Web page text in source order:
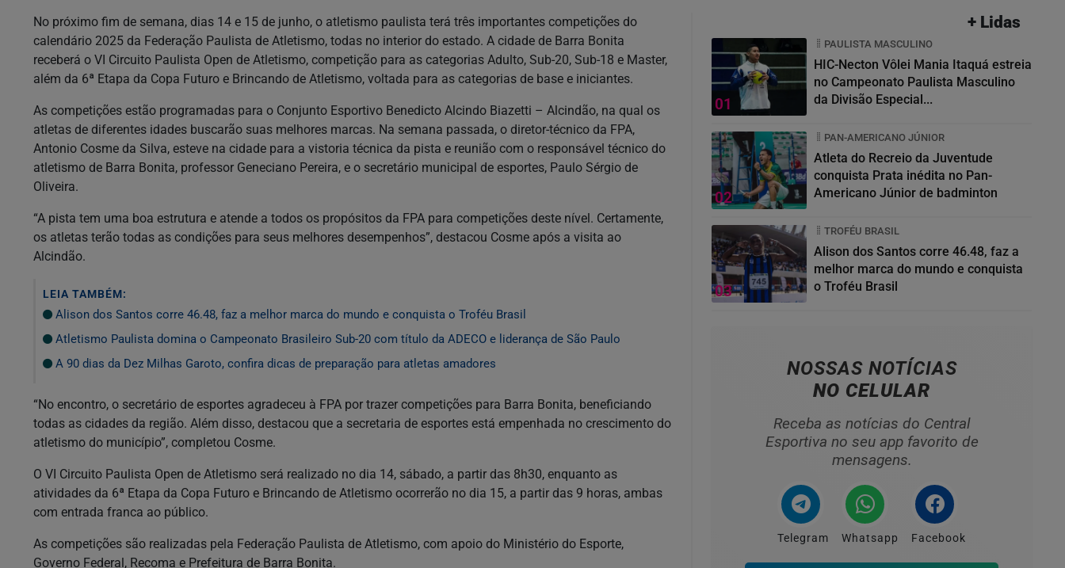
No próximo fim de semana, dias 14 e 15 de junho, o atletismo paulista terá três importantes competições do
calendário 2025 da Federação Paulista de Atletismo, todas no interior do estado. A cidade de Barra Bonita
receberá o VI Circuito Paulista Open de Atletismo, competição para as categorias Adulto, Sub-20, Sub-18 e Master,
além da 6ª Etapa da Copa Futuro e Brincando de Atletismo, voltada para as categorias de base e iniciantes.
As competições estão programadas para o Conjunto Esportivo Benedicto Alcindo Biazetti – Alcindão, na qual os
atletas de diferentes idades buscarão suas melhores marcas. Na semana passada, o diretor-técnico da FPA,
Antonio Cosme da Silva, esteve na cidade para a vistoria técnica da pista e reunião com o responsável técnico do
atletismo de Barra Bonita, professor Geneciano Pereira, e o secretário municipal de esportes, Paulo Sérgio de
Oliveira.
“A pista tem uma boa estrutura e atende a todos os propósitos da FPA para competições deste nível. Certamente,
os atletas terão todas as condições para seus melhores desempenhos”, destacou Cosme após a visita ao
Alcindão.
LEIA TAMBÉM:
Alison dos Santos corre 46.48, faz a melhor marca do mundo e conquista o Troféu Brasil
Atletismo Paulista domina o Campeonato Brasileiro Sub-20 com título da ADECO e liderança de São Paulo
A 90 dias da Dez Milhas Garoto, confira dicas de preparação para atletas amadores
“No encontro, o secretário de esportes agradeceu à FPA por trazer competições para Barra Bonita, beneficiando
todas as cidades da região. Além disso, destacou que a secretaria de esportes está empenhada no crescimento do
atletismo do município”, completou Cosme.
O VI Circuito Paulista Open de Atletismo será realizado no dia 14, sábado, a partir das 8h30, enquanto as
atividades da 6ª Etapa da Copa Futuro e Brincando de Atletismo ocorrerão no dia 15, a partir das 9 horas, ambas
com entrada franca ao público.
As competições são realizadas pela Federação Paulista de Atletismo, com apoio do Ministério do Esporte,
Governo Federal, Recoma e Prefeitura de Barra Bonita.
+ Lidas
01
PAULISTA MASCULINO
HIC-Necton Vôlei Mania Itaquá estreia
no Campeonato Paulista Masculino
da Divisão Especial...
02
PAN-AMERICANO JÚNIOR
Atleta do Recreio da Juventude
conquista Prata inédita no Pan-
Americano Júnior de badminton
03
TROFÉU BRASIL
Alison dos Santos corre 46.48, faz a
melhor marca do mundo e conquista
o Troféu Brasil
NOSSAS NOTÍCIAS
NO CELULAR
Receba as notícias do Central
Esportiva no seu app favorito de
mensagens.
Telegram Whatsapp Facebook